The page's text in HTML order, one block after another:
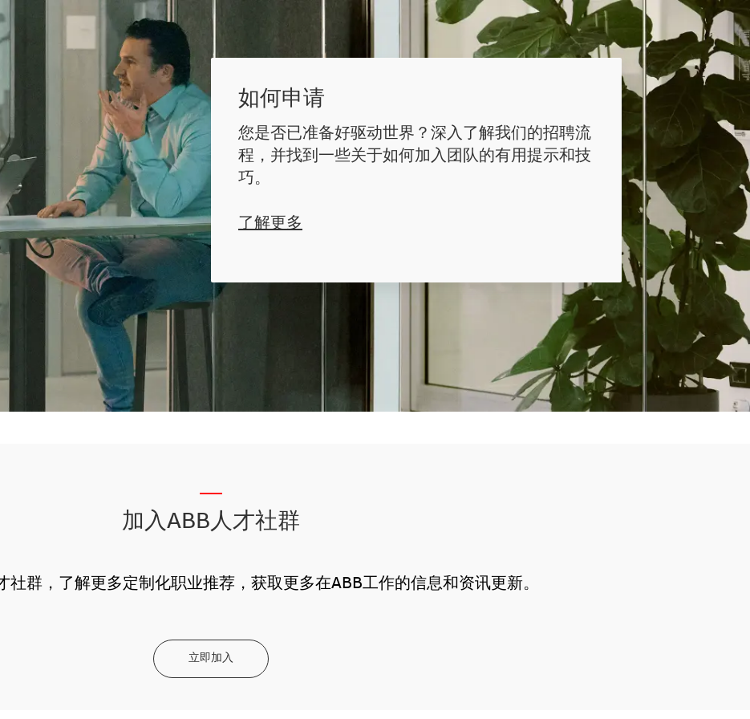
如何申请
您是否已准备好驱动世界？深入了解我们的招聘流
程，并找到一些关于如何加入团队的有用提示和技
巧。
了解更多
加入ABB人才社群
社群，了解更多定制化职业推荐，获取更多在ABB工作的信息和资讯更新。
立即加入